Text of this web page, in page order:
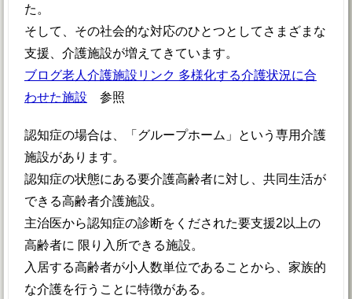
た。
そして、その社会的な対応のひとつとしてさまざまな
支援、介護施設が増えてきています。
ブログ老人介護施設リンク 多様化する介護状況に合
わせた施設 参照
認知症の場合は、「グループホーム」という専用介護
施設があります。
認知症の状態にある要介護高齢者に対し、共同生活が
できる高齢者介護施設。
主治医から認知症の診断をくだされた要支援2以上の
高齢者に 限り入所できる施設。
入居する高齢者が小人数単位であることから、家族的
な介護を行うことに特徴がある。